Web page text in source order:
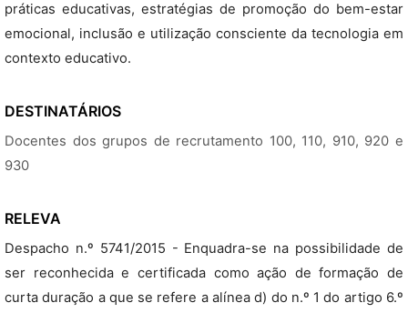
práticas educativas, estratégias de promoção do bem-estar
emocional, inclusão e utilização consciente da tecnologia em
contexto educativo.
DESTINATÁRIOS
Docentes dos grupos de recrutamento 100, 110, 910, 920 e
930
RELEVA
Despacho n.º 5741/2015 - Enquadra-se na possibilidade de
ser reconhecida e certificada como ação de formação de
curta duração a que se refere a alínea d) do n.º 1 do artigo 6.º